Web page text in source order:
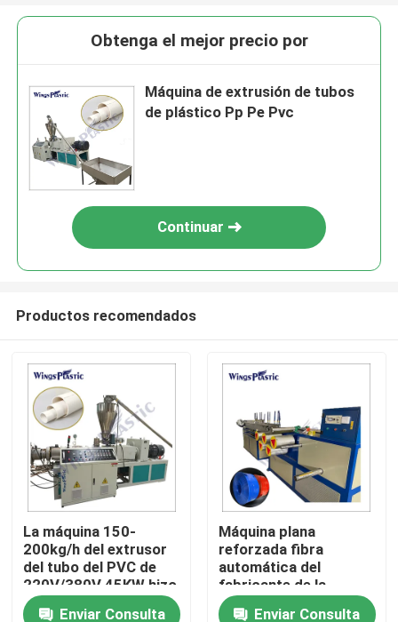
Hogar
Productos
Sobre nosotros
Obtenga el mejor precio por
Máquina de extrusión de tubos
de plástico Pp Pe Pvc
Continuar
Productos recomendados
La máquina 150-
200kg/h del extrusor
del tubo del PVC de
220V/380V 45KW hizo
salir
Enviar Consulta
Máquina plana
reforzada fibra
automática del
fabricante de la
manguera de la
Enviar Consulta